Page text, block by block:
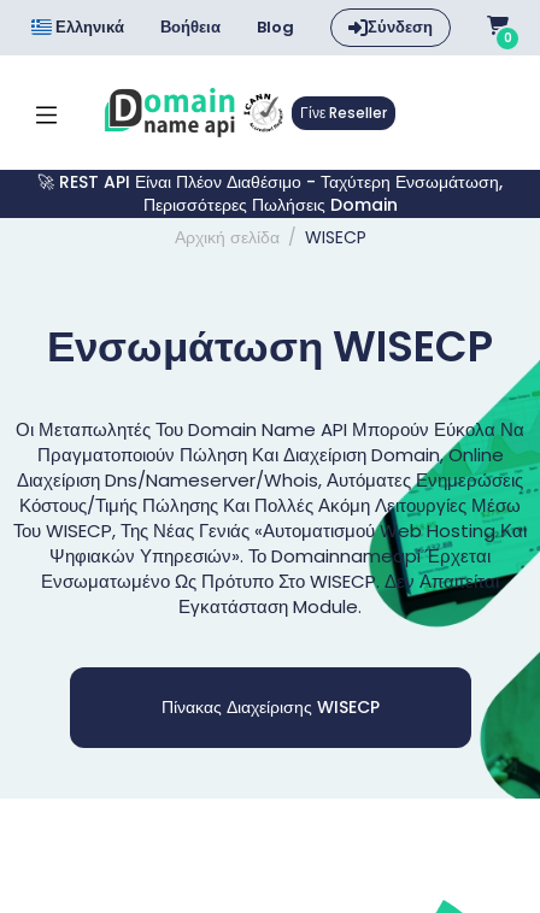
Ελληνικά Βοήθεια Blog Σύνδεση 0
Γίνε Reseller
🚀 REST API Είναι Πλέον Διαθέσιμο - Ταχύτερη Ενσωμάτωση,
Περισσότερες Πωλήσεις Domain
Αρχική σελίδα
WISECP
Ενσωμάτωση WISECP
Οι Μεταπωλητές Του Domain Name API Μπορούν Εύκολα Να
Πραγματοποιούν Πώληση Και Διαχείριση Domain, Online
Διαχείριση Dns/nameserver/whois, Αυτόματες Ενημερώσεις
Κόστους/τιμής Πώλησης Και Πολλές Ακόμη Λειτουργίες Μέσω
Του WISECP, Της Νέας Γενιάς «αυτοματισμού Web Hosting Και
Ψηφιακών Υπηρεσιών». Το Domainnameapi Έρχεται
Ενσωματωμένο Ως Πρότυπο Στο WISECP. Δεν Απαιτείται
Εγκατάσταση Module.
Πίνακας Διαχείρισης WISECP